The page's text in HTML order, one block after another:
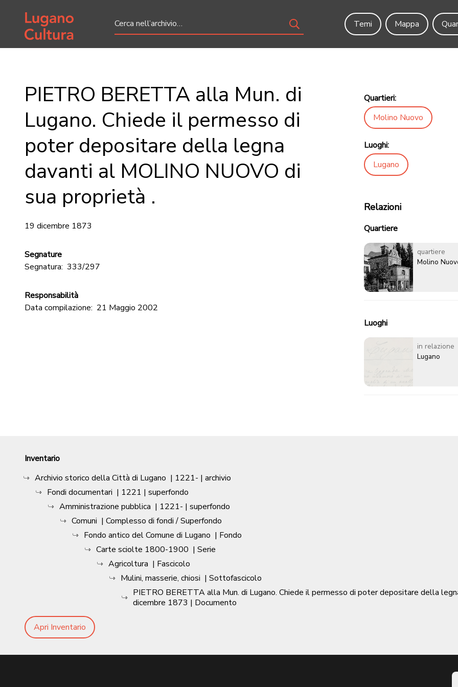
Home page
Temi
Mappa
PIETRO BERETTA alla Mun. di
Lugano. Chiede il permesso di
poter depositare della legna
davanti al MOLINO NUOVO di
sua proprietà .
19 dicembre 1873
Segnature
Segnatura: 333/297
Responsabilità
Data compilazione: 21 Maggio 2002
Quartieri:
Molino Nuovo
Luoghi:
Lugano
Relazioni
Quartiere
quartiere
Molino
Luoghi
in relazione
Lugano
Inventario
Archivio storico della Città di Lugano | 1221- | archivio
Fondi documentari | 1221 | superfondo
Amministrazione pubblica | 1221- | superfondo
Comuni | Complesso di fondi / Superfondo
Fondo antico del Comune di Lugano | Fondo
Carte sciolte 1800-1900 | Serie
Agricoltura | Fascicolo
Mulini, masserie, chiosi | Sottofascicolo
PIETRO BERETTA alla Mun. di Lugano. Chiede il permesso di poter depositare della
dicembre 1873 | Documento
Apri Inventario